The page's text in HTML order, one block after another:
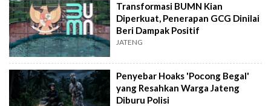
Transformasi BUMN Kian
Diperkuat, Penerapan GCG Dinilai
Beri Dampak Positif
JATENG
Penyebar Hoaks 'Pocong Begal'
yang Resahkan Warga Jateng
Diburu Polisi